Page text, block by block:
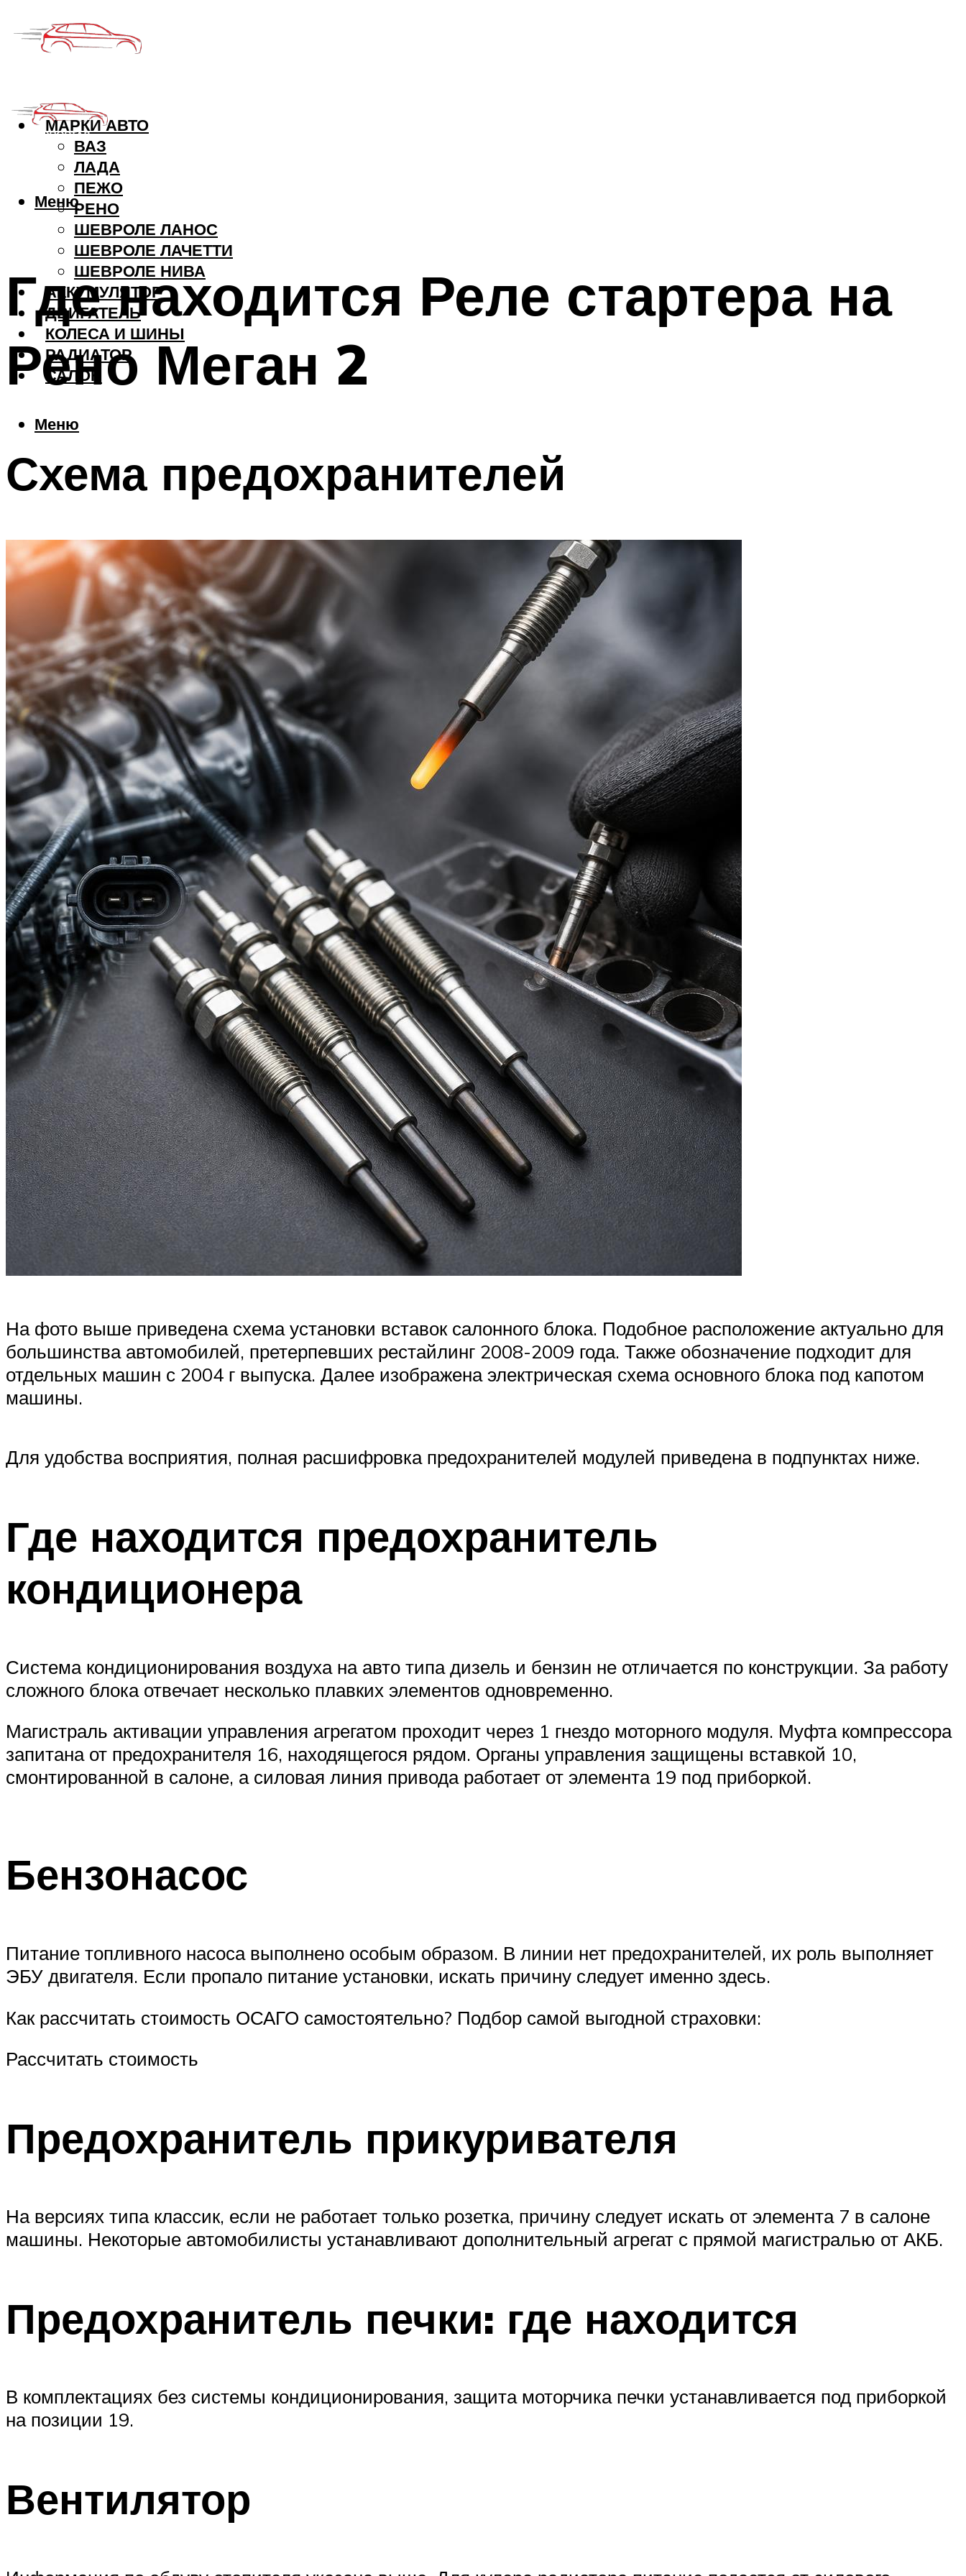
МАРКИ АВТО
ВАЗ
ЛАДА
ПЕЖО
РЕНО
ШЕВРОЛЕ ЛАНОС
ШЕВРОЛЕ ЛАЧЕТТИ
ШЕВРОЛЕ НИВА
АККУМУЛЯТОР
ДВИГАТЕЛЬ
КОЛЕСА И ШИНЫ
РАДИАТОР
САЛОН
Меню
Меню
Где находится Реле стартера на
Рено Меган 2
Схема предохранителей
На фото выше приведена схема установки вставок салонного блока. Подобное расположение актуально для
большинства автомобилей, претерпевших рестайлинг 2008-2009 года. Также обозначение подходит для
отдельных машин с 2004 г выпуска. Далее изображена электрическая схема основного блока под капотом
машины.
Для удобства восприятия, полная расшифровка предохранителей модулей приведена в подпунктах ниже.
Где находится предохранитель
кондиционера
Система кондиционирования воздуха на авто типа дизель и бензин не отличается по конструкции. За работу
сложного блока отвечает несколько плавких элементов одновременно.
Магистраль активации управления агрегатом проходит через 1 гнездо моторного модуля. Муфта компрессора
запитана от предохранителя 16, находящегося рядом. Органы управления защищены вставкой 10,
смонтированной в салоне, а силовая линия привода работает от элемента 19 под приборкой.
Бензонасос
Питание топливного насоса выполнено особым образом. В линии нет предохранителей, их роль выполняет
ЭБУ двигателя. Если пропало питание установки, искать причину следует именно здесь.
Как рассчитать стоимость ОСАГО самостоятельно? Подбор самой выгодной страховки:
Рассчитать стоимость
Предохранитель прикуривателя
На версиях типа классик, если не работает только розетка, причину следует искать от элемента 7 в салоне
машины. Некоторые автомобилисты устанавливают дополнительный агрегат с прямой магистралью от АКБ.
Предохранитель печки: где находится
В комплектациях без системы кондиционирования, защита моторчика печки устанавливается под приборкой
на позиции 19.
Вентилятор